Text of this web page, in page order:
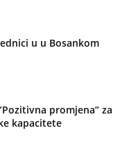
u u Bosankom
promjena” za
kapacitete